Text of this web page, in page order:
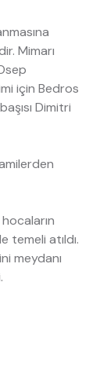
Mimarı
için Bedros
Dimitri
temeli atıldı.
meydanı